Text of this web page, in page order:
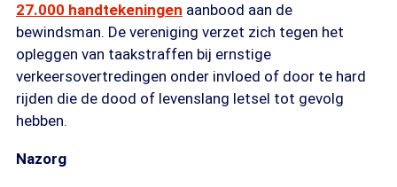
27.000 handtekeningen aanbood aan de
bewindsman. De vereniging verzet zich tegen het
opleggen van taakstraffen bij ernstige
verkeersovertredingen onder invloed of door te hard
rijden die de dood of levenslang letsel tot gevolg
hebben.
Nazorg